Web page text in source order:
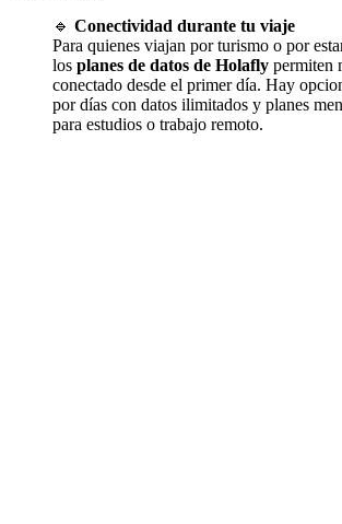
🔹 Conectividad durante tu viaje
Para quienes viajan por turismo o por
los planes de datos de Holafly permiten
conectado desde el primer día. Hay
por días con datos ilimitados y planes
para estudios o trabajo remoto.